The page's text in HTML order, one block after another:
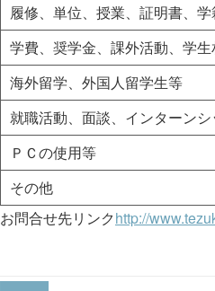
履修、単位、授業、証明書、
学費、奨学金、課外活動、学
海外留学、外国人留学生等
就職活動、面談、インターン
ＰＣの使用等
その他
お問合せ先リンクhttp://